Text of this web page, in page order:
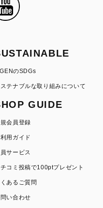
のSDGs
テナブルな取り組みについて
GUIDE
会員登録
用ガイド
サービス
コミ投稿で100ptプレゼント
あるご質問
い合わせ